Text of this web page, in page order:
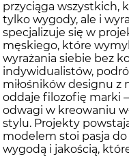
przyciąga wszystkich,
tylko wygody, ale i
specjalizuje się w
męskiego, które
wyrażania siebie bez
indywidualistów,
miłośników designu z
oddaje filozofię marki
odwagi w kreowaniu
stylu. Projekty
modelem stoi pasja do
wygodą i jakością,